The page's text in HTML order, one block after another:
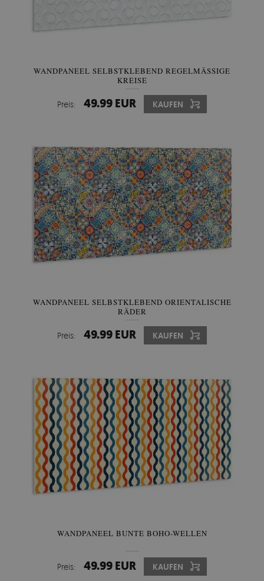
WANDPANEEL SELBSTKLEBEND REGELMÄSSIGE K
REISE
Preis: 49.99 EUR KAUFEN
WANDPANEEL SELBSTKLEBEND ORIENTALISCHE
RÄDER
Preis: 49.99 EUR KAUFEN
WANDPANEEL BUNTE BOHO-WELLEN
Preis: 49.99 EUR KAUFEN